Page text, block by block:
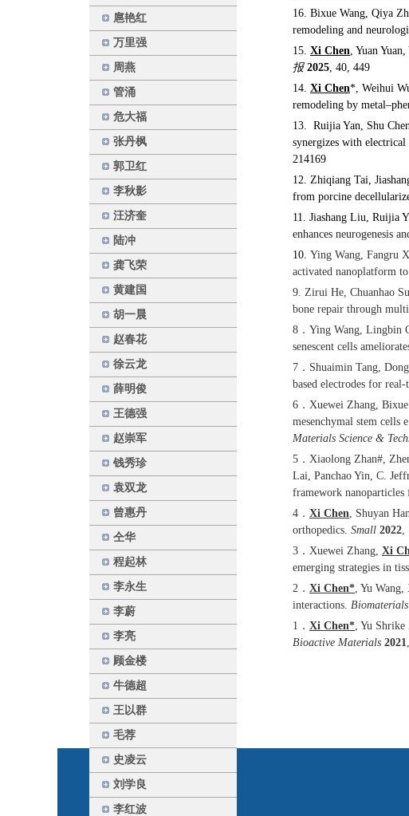
扈艳红
万里强
周燕
管涌
危大福
张丹枫
郭卫红
李秋影
汪济奎
陆冲
龚飞荣
黄建国
胡一晨
赵春花
徐云龙
薛明俊
王德强
赵崇军
钱秀珍
袁双龙
曾惠丹
仝华
程起林
李永生
李蔚
李亮
顾金楼
牛德超
王以群
毛荐
史凌云
刘学良
李红波
16. Bixue Wang, Qiya
remodeling and
15. Xi Chen, Yuan
报 2025, 40, 449
14. Xi Chen*, Weihui
remodeling by
13. Ruijia Yan, Shu
synergizes with
214169
12. Zhiqiang Tai,
from porcine
11. Jiashang Liu, Ruijia
enhances neurogenesis
10. Ying Wang, Fangru
activated nanoplatform
9. Zirui He, Chuanhao
bone repair through
8．Ying Wang, Lingbin
senescent cells
7．Shuaimin Tang,
based electrodes for
6．Xuewei Zhang,
mesenchymal stem cells
Materials Science &
5．Xiaolong Zhan#,
Lai, Panchao Yin, C.
framework
4． Xi Chen, Shuyan
orthopedics. Small 2022,
3．Xuewei Zhang, Xi
emerging strategies in
2． Xi Chen*, Yu
interactions. Biomaterials
1． Xi Chen*, Yu
Bioactive Materials 2021